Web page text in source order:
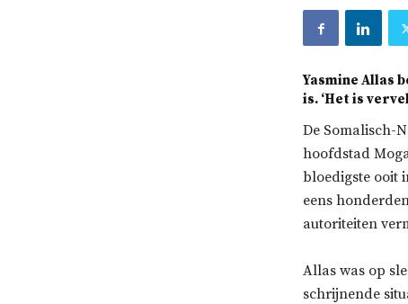
Yasmine Allas
is. ‘Het is
De Somalisch-
hoofdstad
bloedigste ooit
eens
autoriteiten
Allas was op
schrijnende